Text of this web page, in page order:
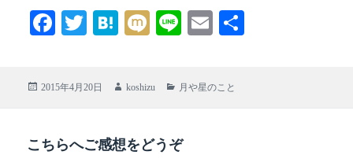
Fa
ok
T
r
H
a
M
Li
E
投
2015年4月20日
作
koshizu
カ
ー
月や星のこと
こちらへご感想をどうぞ